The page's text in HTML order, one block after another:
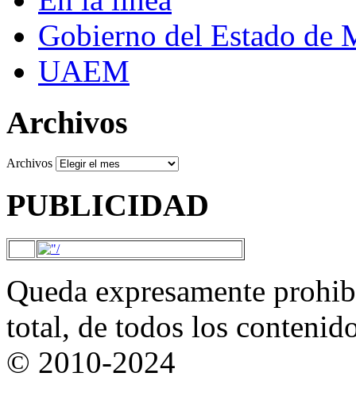
Gobierno del Estado de
UAEM
Archivos
Archivos
PUBLICIDAD
Queda expresamente
total, de todos los
© 2010-2024